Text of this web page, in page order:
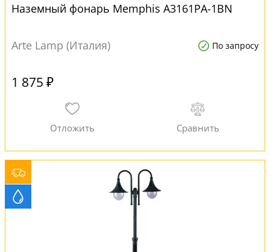
Наземный фонарь Memphis A3161PA-1BN
Arte Lamp (Италия) По запросу
1 875 ₽